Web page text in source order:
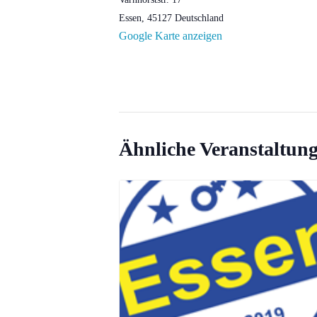
Essen 45127 Deutschland
Google Karte anzeigen
Ähnliche